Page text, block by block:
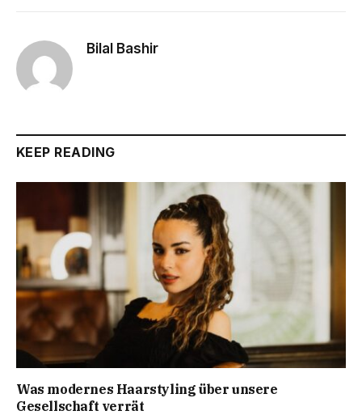
Bilal Bashir
KEEP READING
Was modernes Haarstyling über unsere
Gesellschaft verrät